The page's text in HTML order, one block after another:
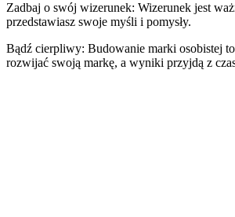
Zadbaj o swój wizerunek: Wizerunek jest
przedstawiasz swoje myśli i pomysły.
Bądź cierpliwy: Budowanie marki osobistej to
rozwijać swoją markę, a wyniki przyjdą z